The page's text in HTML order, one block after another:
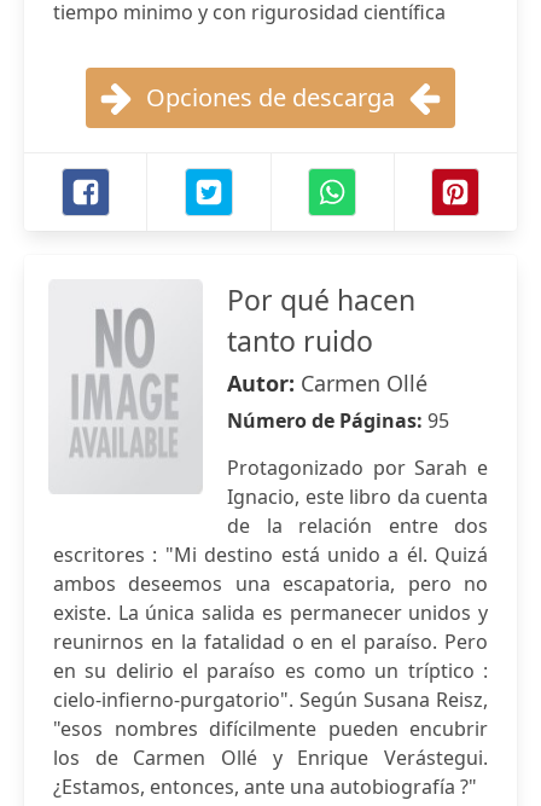
tiempo minimo y con rigurosidad científica
Opciones de descarga
Por qué hacen
tanto ruido
Autor: Carmen Ollé
Número de Páginas: 95
Protagonizado por Sarah e
Ignacio, este libro da cuenta
de la relación entre dos
escritores : "Mi destino está unido a él. Quizá
ambos deseemos una escapatoria, pero no
existe. La única salida es permanecer unidos y
reunirnos en la fatalidad o en el paraíso. Pero
en su delirio el paraíso es como un tríptico :
cielo-infierno-purgatorio". Según Susana Reisz,
"esos nombres difícilmente pueden encubrir
los de Carmen Ollé y Enrique Verástegui.
¿Estamos, entonces, ante una autobiografía ?"